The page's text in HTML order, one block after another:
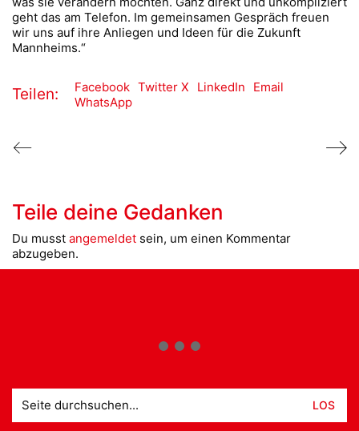
geht das am Telefon. Im gemeinsamen Gespräch freuen
wir uns auf ihre Anliegen und Ideen für die Zukunft
Mannheims.“
Teilen: Facebook Twitter X LinkedIn
Email
WhatsApp
Teile deine Gedanken
Du musst angemeldet sein, um einen Kommentar
abzugeben.
nach: